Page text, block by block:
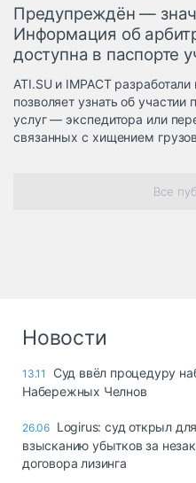
Склады
Предупреждён —
Информация об
доступна в паспорте
ATI.SU и IMPACT
позволяет узнать об
услуг — экспедитора или
связанных с хищением
Все
Новости
13.11
Суд ввёл процедуру
Набережных Челнов
26.06 Logirus: суд открыл
взысканию убытков за
договора лизинга